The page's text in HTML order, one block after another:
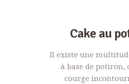
Cake au
Il existe une
à base de potiron,
courge